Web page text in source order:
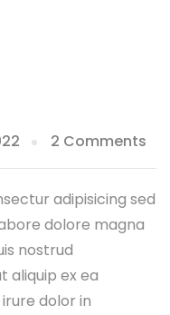
2 Comments
adipisicing sed
dolore magna
nostrud
aliquip ex ea
dolor in